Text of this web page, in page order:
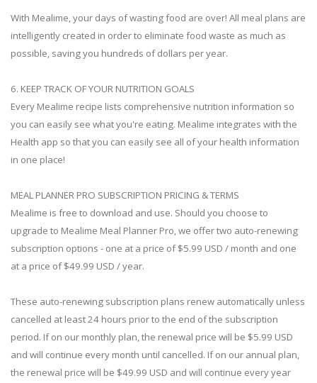
With Mealime, your days of wasting food are over! All meal plans are
intelligently created in order to eliminate food waste as much as
possible, saving you hundreds of dollars per year.
6. KEEP TRACK OF YOUR NUTRITION GOALS
Every Mealime recipe lists comprehensive nutrition information so
you can easily see what you're eating. Mealime integrates with the
Health app so that you can easily see all of your health information
in one place!
MEAL PLANNER PRO SUBSCRIPTION PRICING & TERMS
Mealime is free to download and use. Should you choose to
upgrade to Mealime Meal Planner Pro, we offer two auto-renewing
subscription options - one at a price of $5.99 USD / month and one
at a price of $49.99 USD / year.
These auto-renewing subscription plans renew automatically unless
cancelled at least 24 hours prior to the end of the subscription
period. If on our monthly plan, the renewal price will be $5.99 USD
and will continue every month until cancelled. If on our annual plan,
the renewal price will be $49.99 USD and will continue every year